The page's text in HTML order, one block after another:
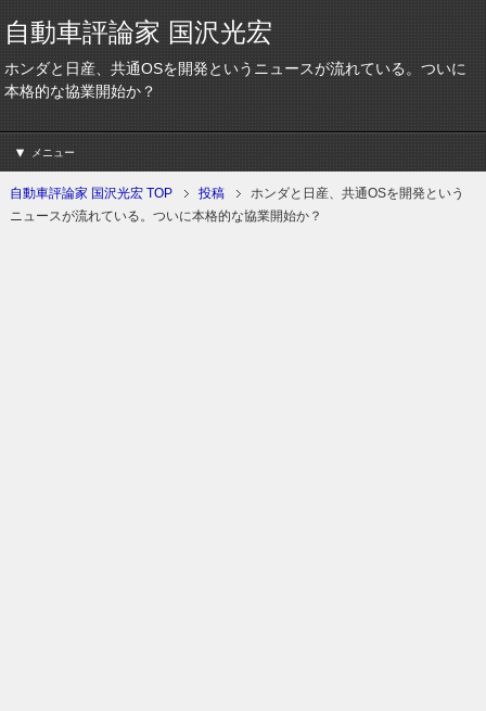
自動車評論家 国沢光宏
ホンダと日産、共通OSを開発というニュースが流れている。ついに
本格的な協業開始か？
メニュー
自動車評論家 国沢光宏 TOP 投稿
ホンダと日産、共通OSを開発という
ニュースが流れている。ついに本格的な協業開始か？